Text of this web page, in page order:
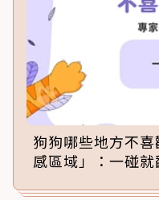
狗狗哪些地方不
感區域」：一碰就